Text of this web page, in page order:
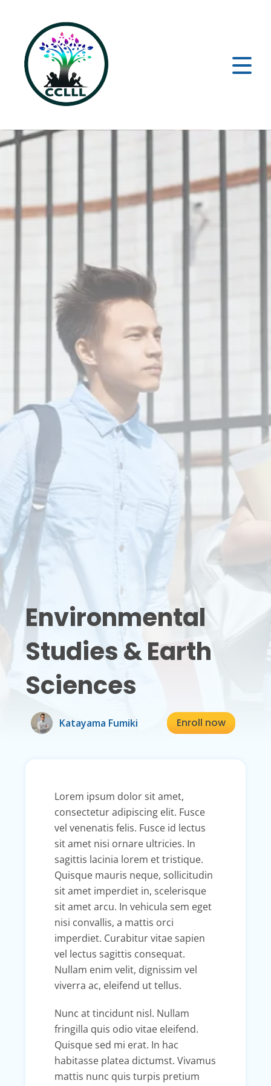
Environmental
Studies & Earth
Sciences
Katayama Fumiki Enroll now
Lorem ipsum dolor sit amet,
consectetur adipiscing elit. Fusce
vel venenatis felis. Fusce id lectus
sit amet nisi ornare ultricies. In
sagittis lacinia lorem et tristique.
Quisque mauris neque, sollicitudin
sit amet imperdiet in, scelerisque
sit amet arcu. In vehicula sem eget
nisi convallis, a mattis orci
imperdiet. Curabitur vitae sapien
vel lectus sagittis consequat.
Nullam enim velit, dignissim vel
viverra ac, eleifend ut tellus.
Nunc at tincidunt nisl. Nullam
fringilla quis odio vitae eleifend.
Quisque sed mi erat. In hac
habitasse platea dictumst. Vivamus
mattis nunc quis turpis pretium